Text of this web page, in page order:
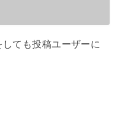
ても投稿ユーザーに